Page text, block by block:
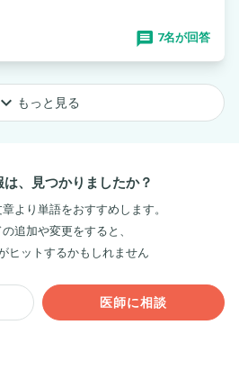
7名が回答
keyboard_arrow_down もっと見る
、見つかりましたか？
より単語をおすすめします。
追加や変更をすると、
ヒットするかもしれません
医師に相談